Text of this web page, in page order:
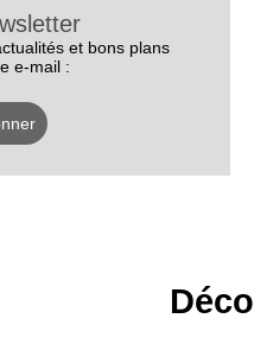
et bons plans
e-mail :